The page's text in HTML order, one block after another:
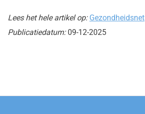
Lees het hele artikel op: Gezondheidsnet
Publicatiedatum: 09-12-2025